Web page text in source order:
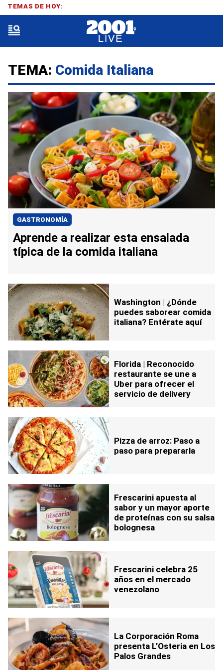
TEMA: Comida Italiana
GASTRONOMÍA
Aprende a realizar esta ensalada
típica de la comida italiana
Washington | ¿Dónde
puedes saborear comida
italiana? Entérate aquí
Florida | Reconocido
restaurante se une a
Uber para ofrecer el
servicio de delivery
Pizza de arroz: Paso a
paso para prepararla
Frescarini apuesta al
sabor y un mayor aporte
de proteínas con su salsa
bolognesa
Frescarini celebra 25
años en el mercado
venezolano
La Corporación Roma
presenta L’Osteria en Los
Palos Grandes
TEMAS DE HOY: